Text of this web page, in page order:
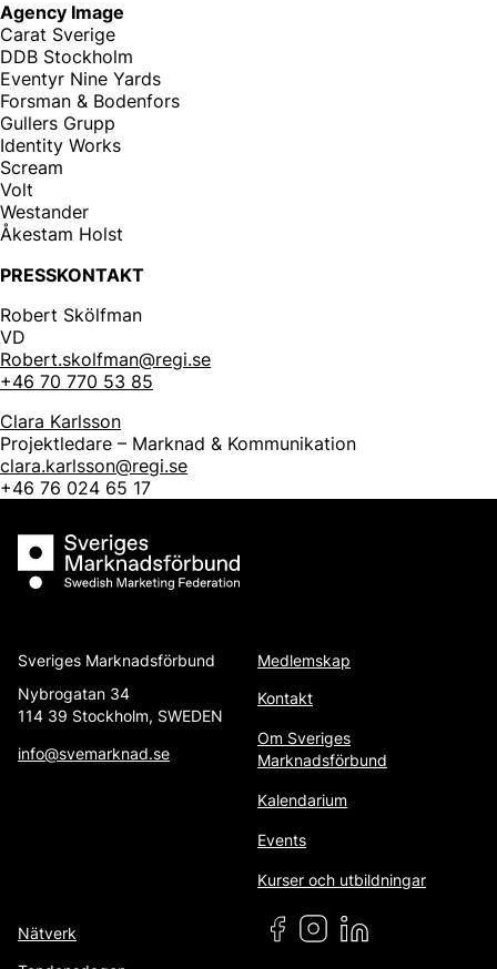
Agency Image
Carat Sverige
DDB Stockholm
Eventyr Nine Yards
Forsman & Bodenfors
Gullers Grupp
Identity Works
Scream
Volt
Westander
Åkestam Holst
PRESSKONTAKT
Robert Skölfman
VD
Robert.skolfman@regi.se
+46 70 770 53 85
Clara Karlsson
Projektledare – Marknad & Kommunikation
clara.karlsson@regi.se
+46 76 024 65 17
Sveriges Marknadsförbund
Sveriges Marknadsförbund
Nybrogatan 34
114 39 Stockholm, SWEDEN
info@svemarknad.se
Medlemskap
Kontakt
Om Sveriges
Marknadsförbund
Kalendarium
Events
Kurser och utbildningar
Nätverk